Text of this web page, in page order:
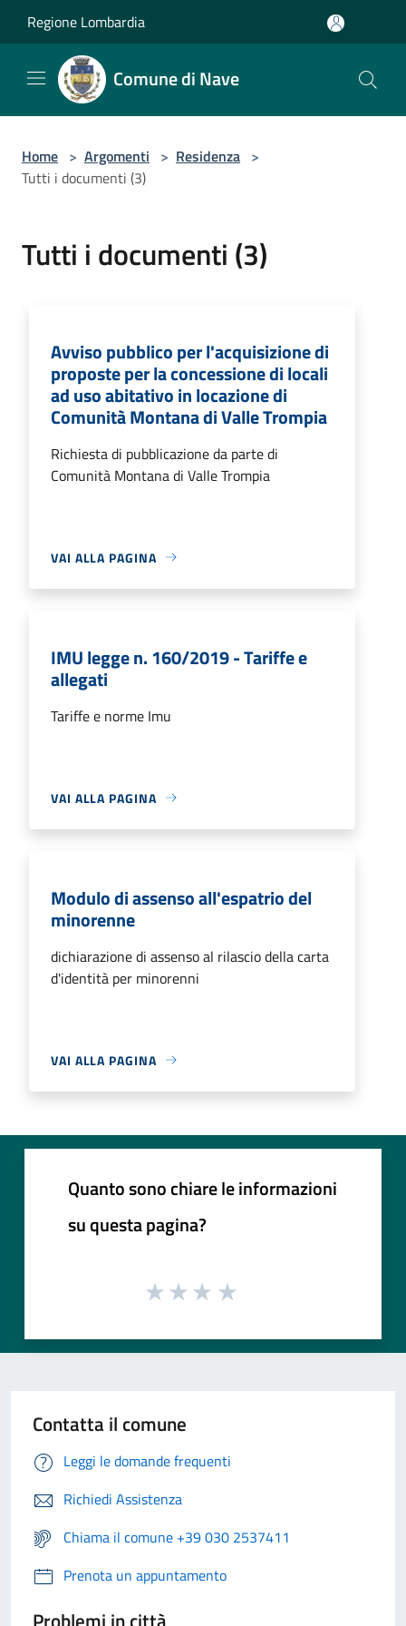
Regione Lombardia
Comune di Nave
Home > Argomenti > Residenza >
Tutti i documenti (3)
Tutti i documenti (3)
Avviso pubblico per l'acquisizione di
proposte per la concessione di locali
ad uso abitativo in locazione di
Comunità Montana di Valle Trompia
Richiesta di pubblicazione da parte di
Comunità Montana di Valle Trompia
VAI ALLA PAGINA
IMU legge n. 160/2019 - Tariffe e
allegati
Tariffe e norme Imu
VAI ALLA PAGINA
Modulo di assenso all'espatrio del
minorenne
dichiarazione di assenso al rilascio della carta
d'identità per minorenni
VAI ALLA PAGINA
Quanto sono chiare le informazioni
su questa pagina?
Contatta il comune
Leggi le domande frequenti
Richiedi Assistenza
Chiama il comune +39 030 2537411
Prenota un appuntamento